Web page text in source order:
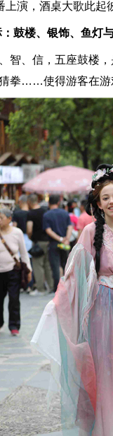
上演，酒桌大歌此起
：鼓楼、银饰、鱼灯
、信，五座鼓楼，
拳……使得游客在游